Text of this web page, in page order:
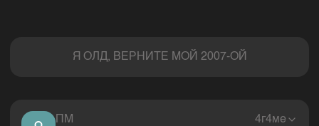
Я ОЛД, ВЕРНИТЕ МОЙ 2007-ОЙ
ПМ 4г4ме